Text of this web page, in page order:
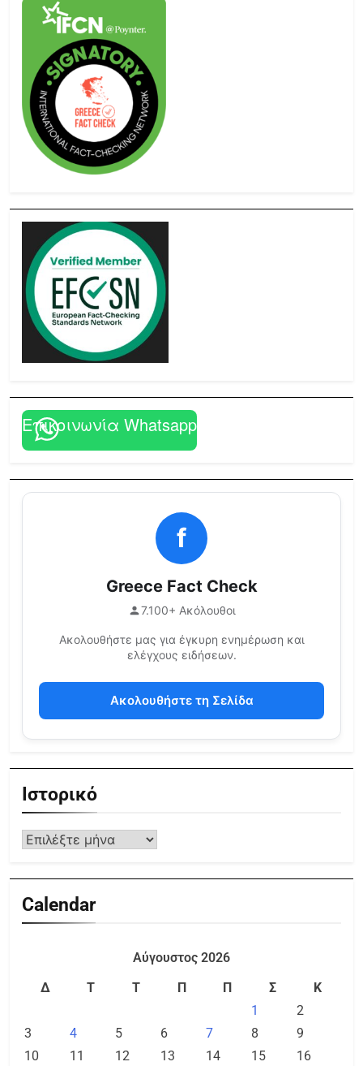
Επικοινωνία Whatsapp
f
Greece Fact Check
7.100+ Ακόλουθοι
Ακολουθήστε μας για έγκυρη ενημέρωση και
ελέγχους ειδήσεων.
Ακολουθήστε τη Σελίδα
Ιστορικό
Calendar
Αύγουστος 2026
Δ
Τ Τ Π Π Σ
Κ
1
2
3
4 5 6 7 8
9
10
11 12 13 14 15
16